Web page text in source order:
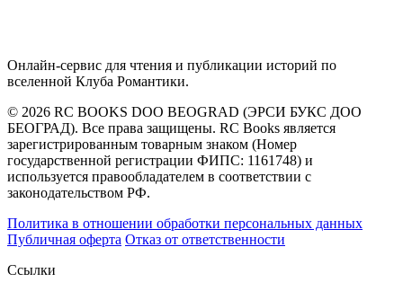
Онлайн-сервис для чтения и публикации историй по
вселенной Клуба Романтики.
© 2026 RC BOOKS DOO BEOGRAD (ЭРСИ БУКС ДОО
БЕОГРАД). Все права защищены. RC Books является
зарегистрированным товарным знаком (Номер
государственной регистрации ФИПС: 1161748) и
используется правообладателем в соответствии с
законодательством РФ.
Политика в отношении обработки персональных данных
Публичная оферта Отказ от ответственности
Ссылки